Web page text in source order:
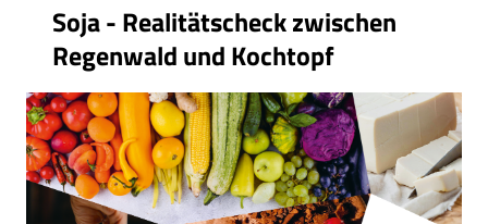
Soja - Realitätscheck zwischen
Regenwald und Kochtopf